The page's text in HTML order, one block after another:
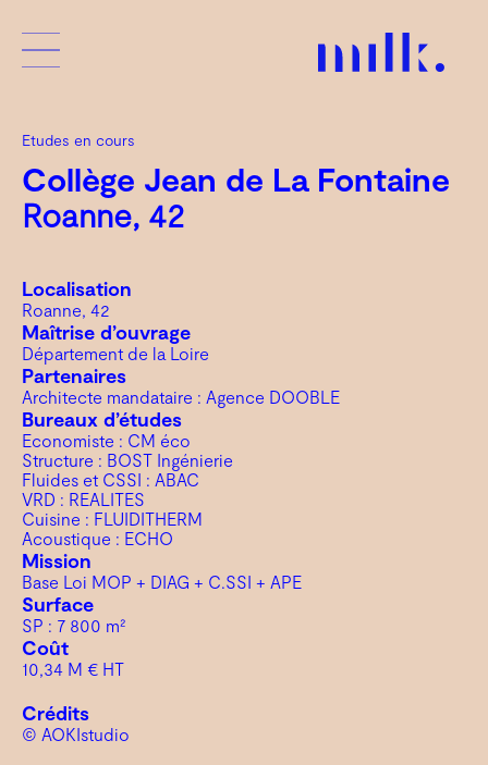
Etudes en cours
Collège Jean de La Fontaine
Roanne, 42
Localisation
Roanne, 42
Maîtrise d’ouvrage
Département de la Loire
Partenaires
Architecte mandataire : Agence DOOBLE
Bureaux d’études
Economiste : CM éco
Structure : BOST Ingénierie
Fluides et CSSI : ABAC
VRD : REALITES
Cuisine : FLUIDITHERM
Acoustique : ECHO
Mission
Base Loi MOP + DIAG + C.SSI + APE
Surface
SP : 7 800 m²
Coût
10,34 M € HT
Crédits
© AOKIstudio